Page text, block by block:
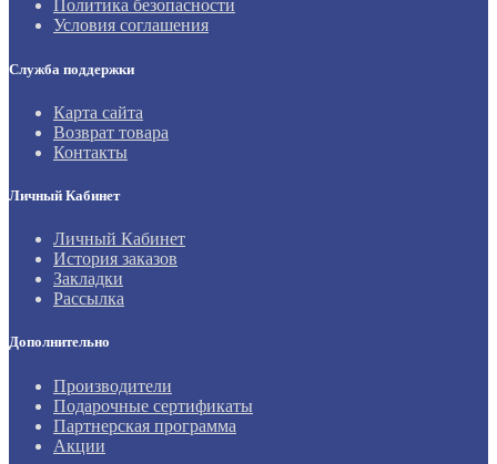
Политика безопасности
Условия соглашения
Служба поддержки
Карта сайта
Возврат товара
Контакты
Личный Кабинет
Личный Кабинет
История заказов
Закладки
Рассылка
Дополнительно
Производители
Подарочные сертификаты
Партнерская программа
Акции